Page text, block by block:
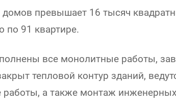
превышает 16 тысяч
по 91 квартире.
все монолитные работы,
тепловой контур зданий,
а также монтаж